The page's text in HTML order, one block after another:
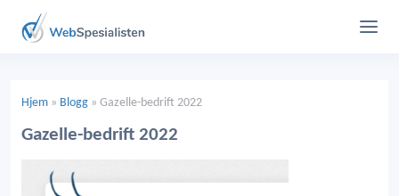
Hjem » Blogg » Gazelle-bedrift 2022
Gazelle-bedrift 2022